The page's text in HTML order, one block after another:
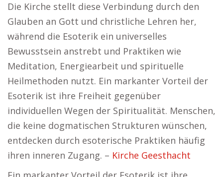
Die Kirche stellt diese Verbindung durch den
Glauben an Gott und christliche Lehren her,
während die Esoterik ein universelles
Bewusstsein anstrebt und Praktiken wie
Meditation, Energiearbeit und spirituelle
Heilmethoden nutzt. Ein markanter Vorteil der
Esoterik ist ihre Freiheit gegenüber
individuellen Wegen der Spiritualität. Menschen,
die keine dogmatischen Strukturen wünschen,
entdecken durch esoterische Praktiken häufig
ihren inneren Zugang. – Kirche Geesthacht